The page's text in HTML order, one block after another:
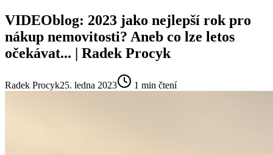
VIDEOblog: 2023 jako nejlepší rok pro
nákup nemovitosti? Aneb co lze letos
očekávat... | Radek Procyk
Radek Procyk25. ledna 2023 1 min čtení